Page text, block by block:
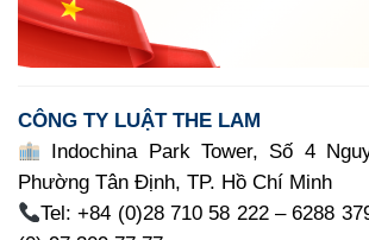
CÔNG TY LUẬT THE LAM
Indochina Park Tower, Số 4
Phường Tân Định, TP. Hồ Chí Minh
Tel: +84 (0)28 710 58 222 – 6288